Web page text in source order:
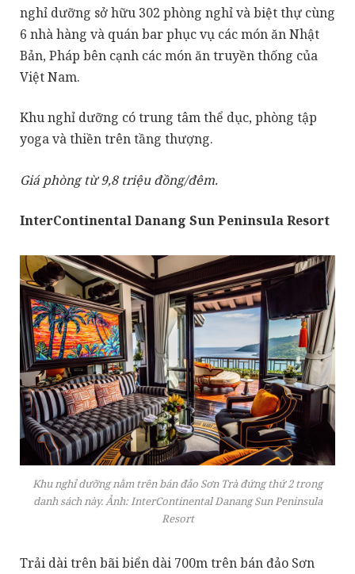
nghỉ dưỡng sở hữu 302 phòng nghỉ và biệt thự cùng
6 nhà hàng và quán bar phục vụ các món ăn Nhật
Bản, Pháp bên cạnh các món ăn truyền thống của
Việt Nam.
Khu nghỉ dưỡng có trung tâm thể dục, phòng tập
yoga và thiền trên tầng thượng.
Giá phòng từ 9,8 triệu đồng/đêm.
InterContinental Danang Sun Peninsula Resort
Khu nghỉ dưỡng nằm trên bán đảo Sơn Trà đứng thứ 2 trong
danh sách này. Ảnh: InterContinental Danang Sun Peninsula
Resort
Trải dài trên bãi biển dài 700m trên bán đảo Sơn